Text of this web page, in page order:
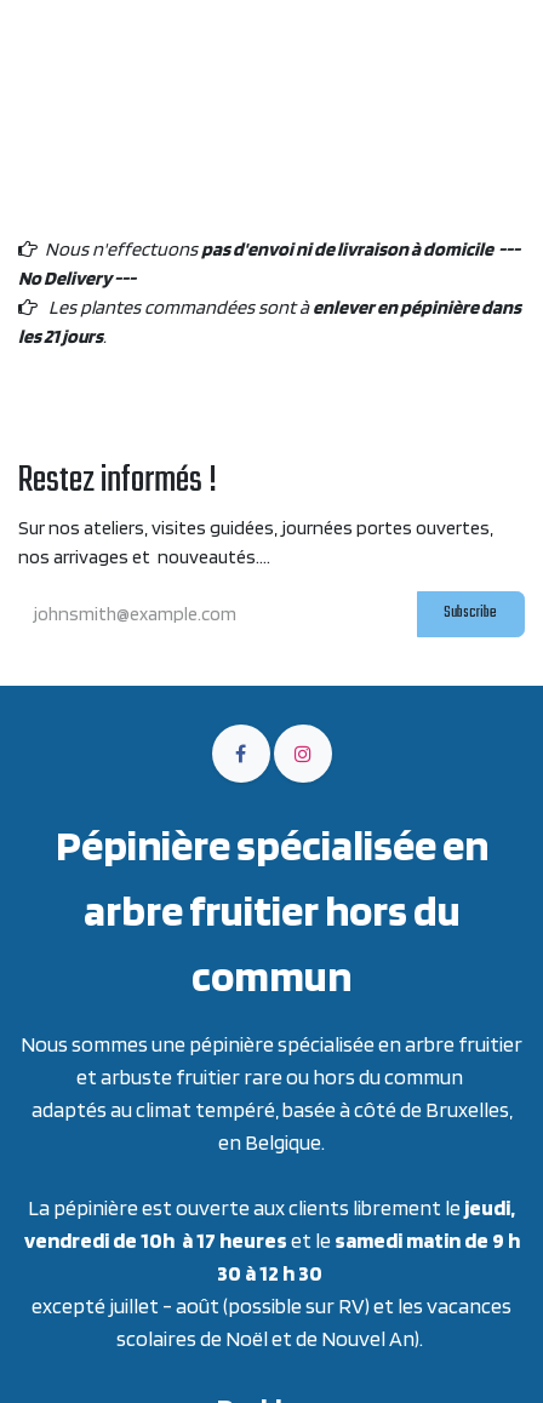
Nous n'effectuonspas d'envoi ni de livraison à domicile ---
No Delivery ---
Les plantes commandées sont àenlever en pépinière dans
les 21 jours.
Restez informés !
Sur nos ateliers, visites guidées, journées portes ouvertes,
nos arrivages et nouveautés....
Subscribe
Pépinière spécialisée en
arbre fruitier hors du
commun
Nous sommes une pépinière spécialisée en arbre fruitier
et arbuste fruitier rare ou hors du commun
adaptés au climat tempéré, basée à côté de Bruxelles,
en Belgique.
La pépinière est ouverte aux clients librement lejeudi,
vendredi de 10h à 17 heureset lesamedi matin de 9 h
30 à 12 h 30
excepté juillet - août (possible sur RV) et les vacances
scolaires de Noël et de Nouvel An).